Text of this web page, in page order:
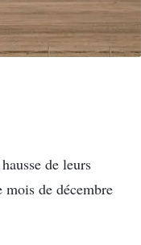
de leurs
de décembre